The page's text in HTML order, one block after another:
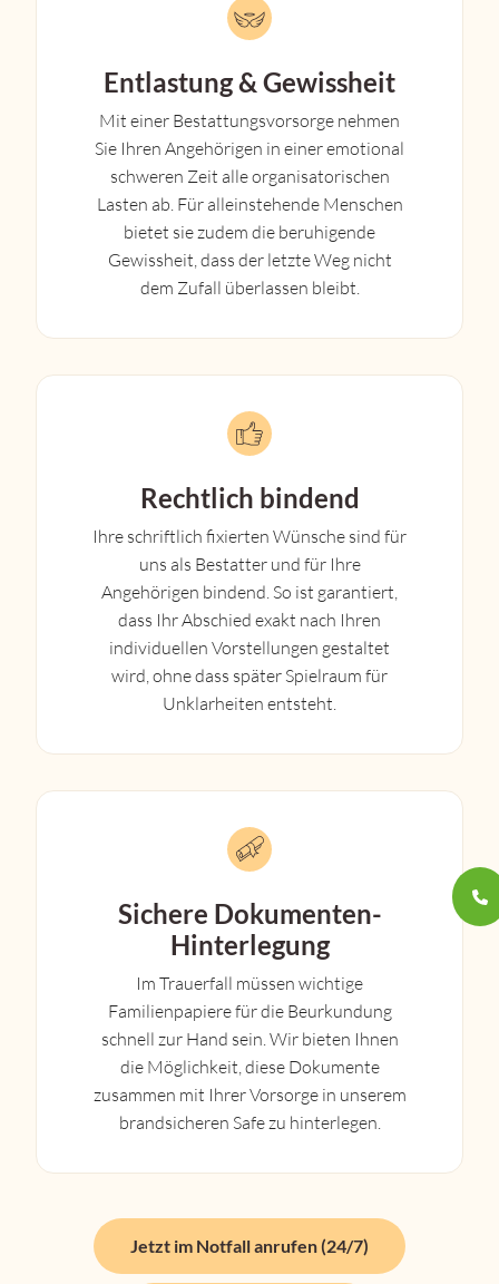
Entlastung & Gewissheit
Mit einer Bestattungsvorsorge nehmen
Sie Ihren Angehörigen in einer emotional
schweren Zeit alle organisatorischen
Lasten ab. Für alleinstehende Menschen
bietet sie zudem die beruhigende
Gewissheit, dass der letzte Weg nicht
dem Zufall überlassen bleibt.
Rechtlich bindend
Ihre schriftlich fixierten Wünsche sind für
uns als Bestatter und für Ihre
Angehörigen bindend. So ist garantiert,
dass Ihr Abschied exakt nach Ihren
individuellen Vorstellungen gestaltet
wird, ohne dass später Spielraum für
Unklarheiten entsteht.
Sichere Dokumenten-
Hinterlegung
Im Trauerfall müssen wichtige
Familienpapiere für die Beurkundung
schnell zur Hand sein. Wir bieten Ihnen
die Möglichkeit, diese Dokumente
zusammen mit Ihrer Vorsorge in unserem
brandsicheren Safe zu hinterlegen.
Jetzt im Notfall anrufen (24/7)